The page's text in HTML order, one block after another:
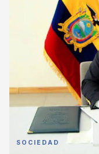
SOCIEDAD